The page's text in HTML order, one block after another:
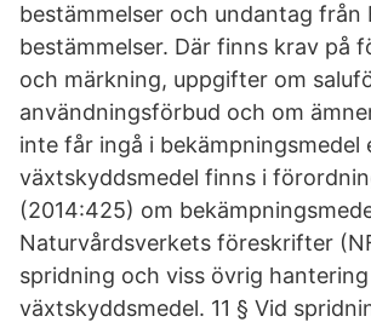
bestämmelser och undantag från
bestämmelser. Där finns krav på
och märkning, uppgifter om
användningsförbud och om
inte får ingå i bekämpningsmedel
växtskyddsmedel finns i
(2014:425) om
Naturvårdsverkets föreskrifter
spridning och viss övrig
växtskyddsmedel. 11 § Vid